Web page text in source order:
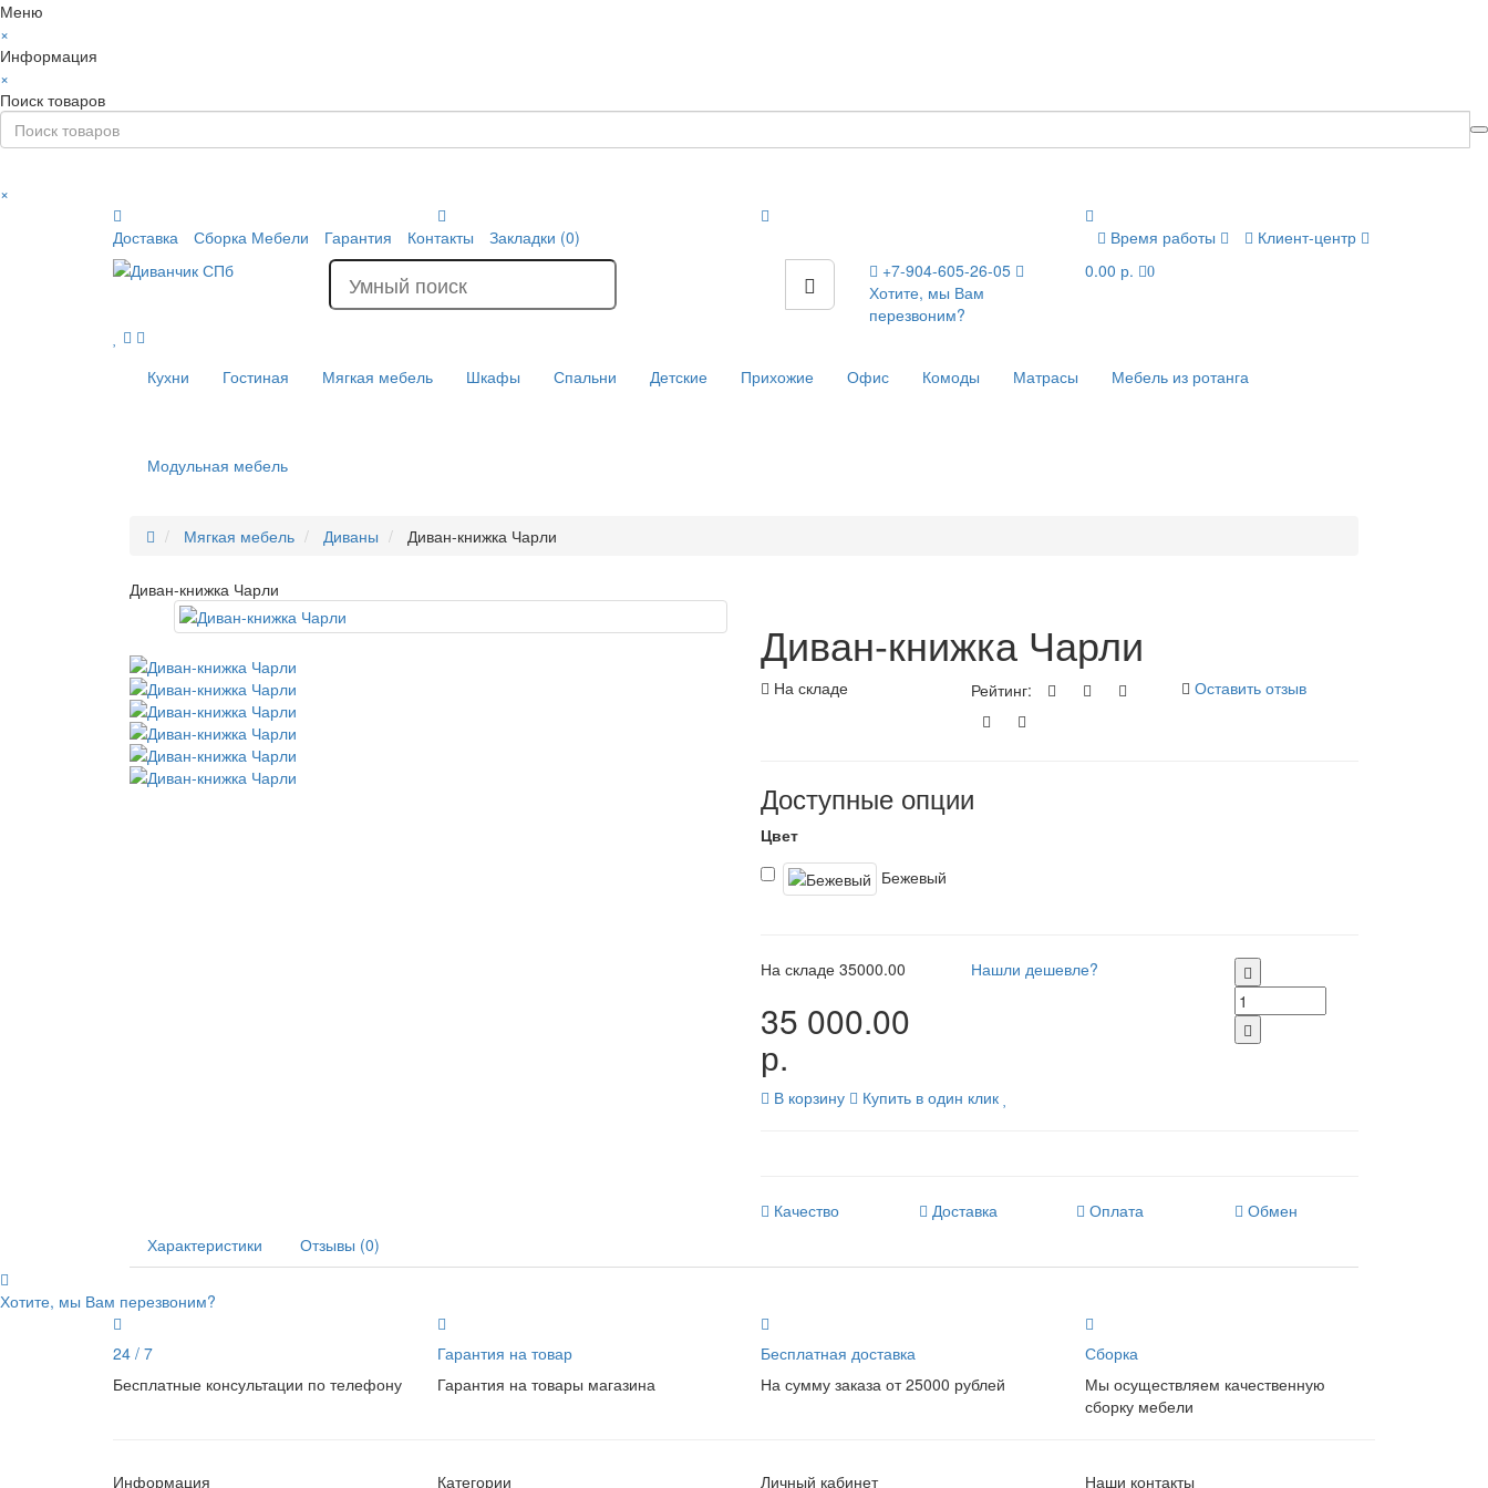
Меню
×
Информация
×
Поиск товаров
×
Доставка
Сборка Мебели Гарантия Контакты Закладки (0) Время работы
Клиент-центр
+7-904-605-26-05
Хотите, мы Вам
перезвоним?
0.00 р. 0
Кухни Гостиная Мягкая мебель Шкафы Спальни Детские Прихожие Офис Комоды Матрасы Мебель из ротанга
Модульная мебель
Мягкая мебель Диваны Диван-книжка Чарли
Диван-книжка Чарли
Диван-книжка Чарли
На складе Рейтинг: Оставить отзыв
Доступные опции
Цвет
Бежевый
На складе 35000.00
35 000.00
р.
Нашли дешевле?
В корзину Купить в один клик
Качество Доставка Оплата
Обмен
Характеристики
Отзывы (0)
Хотите, мы Вам перезвоним?
24 / 7
Бесплатные консультации по телефону
Гарантия на товар
Гарантия на товары магазина
Бесплатная доставка
На сумму заказа от 25000 рублей
Сборка
Мы осуществляем качественную
сборку мебели
Информация Категории Личный кабинет Наши контакты